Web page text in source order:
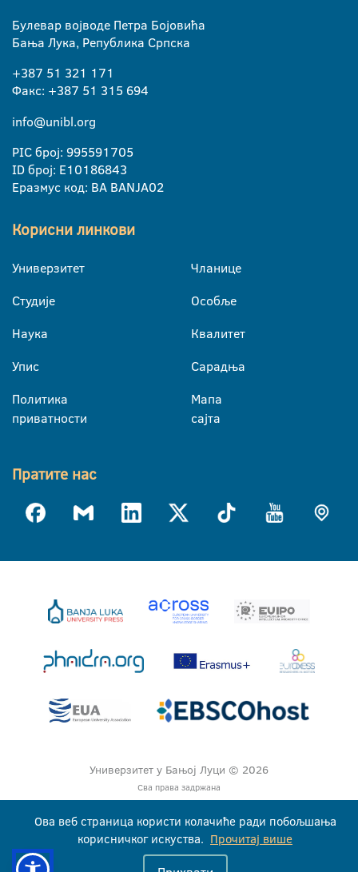
Булевар војводе Петра Бојовића
Бања Лука, Република Српска
+387 51 321 171
Факс: +387 51 315 694
info@unibl.org
PIC број: 995591705
ID број: E10186843
Еразмус код: BA BANJA02
Корисни линкови
Универзитет
Студије
Наука
Упис
Политика
приватности
Чланице
Особље
Квалитет
Сарадња
Мапа
сајта
Пратите нас
Универзитет у Бањој Луци © 2026
Сва права задржана
Ова веб страница користи колачиће ради побољшања
корисничког искуства. Прочитај више